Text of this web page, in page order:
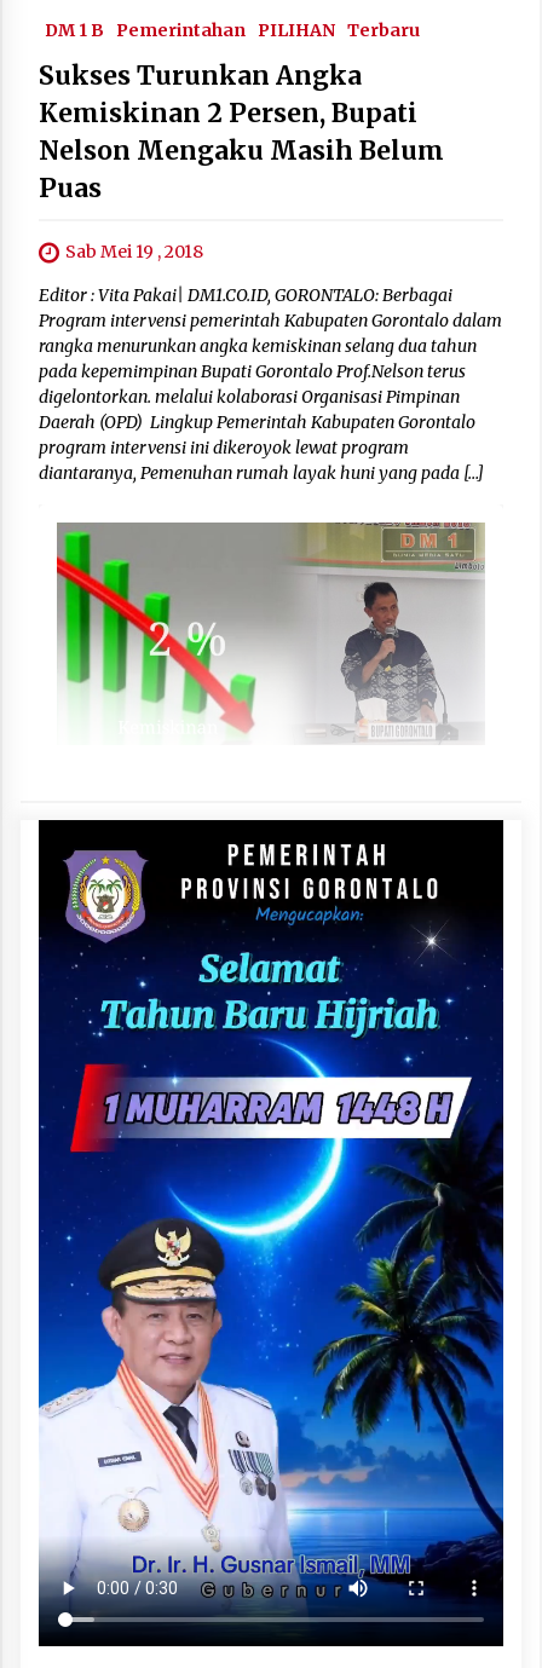
DM 1 B Pemerintahan PILIHAN Terbaru
Sukses Turunkan Angka
Kemiskinan 2 Persen, Bupati
Nelson Mengaku Masih Belum
Puas
Sab Mei 19 , 2018
Editor : Vita Pakai| DM1.CO.ID, GORONTALO: Berbagai
Program intervensi pemerintah Kabupaten Gorontalo dalam
rangka menurunkan angka kemiskinan selang dua tahun
pada kepemimpinan Bupati Gorontalo Prof.Nelson terus
digelontorkan. melalui kolaborasi Organisasi Pimpinan
Daerah (OPD) Lingkup Pemerintah Kabupaten Gorontalo
program intervensi ini dikeroyok lewat program
diantaranya, Pemenuhan rumah layak huni yang pada […]